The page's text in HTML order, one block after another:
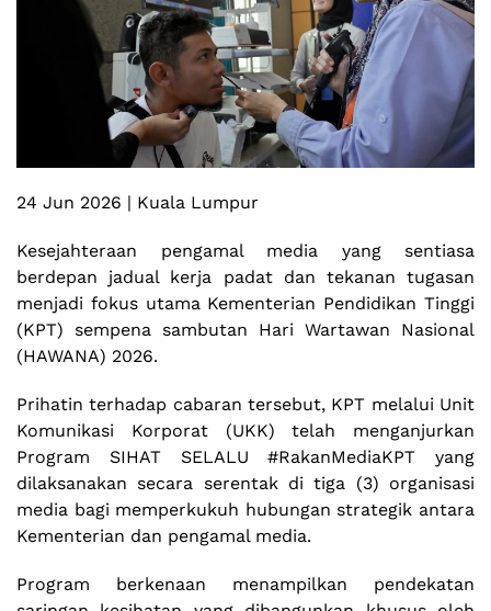
24 Jun 2026 | Kuala Lumpur
Kesejahteraan pengamal media yang sentiasa
berdepan jadual kerja padat dan tekanan tugasan
menjadi fokus utama Kementerian Pendidikan Tinggi
(KPT) sempena sambutan Hari Wartawan Nasional
(HAWANA) 2026.
Prihatin terhadap cabaran tersebut, KPT melalui Unit
Komunikasi Korporat (UKK) telah menganjurkan
Program SIHAT SELALU #RakanMediaKPT yang
dilaksanakan secara serentak di tiga (3) organisasi
media bagi memperkukuh hubungan strategik antara
Kementerian dan pengamal media.
Program berkenaan menampilkan pendekatan